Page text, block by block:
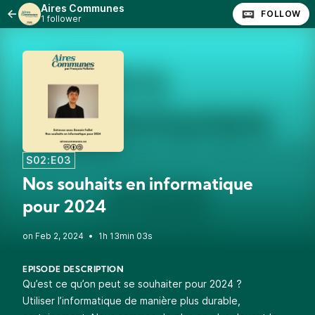
Aires Communes
1 follower FOLLOW
S02:E03
Nos souhaits en informatique
pour 2024
• 1h 13min 03s
EPISODE DESCRIPTION
Qu’est ce qu’on peut se souhaiter pour 2024 ?
Utiliser l’informatique de manière plus durable,